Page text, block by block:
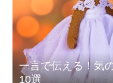
一言で伝える！気
10選